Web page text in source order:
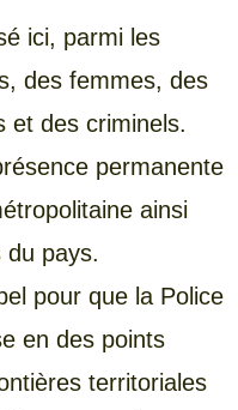
ici, parmi les
des femmes, des
et des criminels.
permanente
ainsi
du pays.
pour que la Police
en des points
territoriales